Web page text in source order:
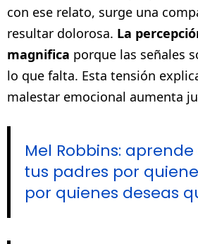
con ese relato, surge una
resultar dolorosa. La
magnifica porque las señales
lo que falta. Esta tensión
malestar emocional aumenta
Mel Robbins:
tus padres por
por quienes deseas